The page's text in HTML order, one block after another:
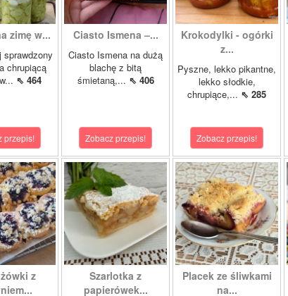
zimę w...
sprawdzony
chrupiącą
⇖ 464
przepis!
Ciasto Ismena –...
Ciasto Ismena na dużą
blachę z bitą
śmietaną,... ⇖ 406
Zobacz przepis!
Krokodylki - ogórki
z...
Pyszne, lekko pikantne,
lekko słodkie,
chrupiące,... ⇖ 285
Zobacz przepis!
z
Szarlotka z
papierówek...
Placek ze śliwkami
na...